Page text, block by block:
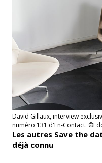
David Gillaux, interview
numéro 131 d'En-Contact.
Les autres Save the
déjà connu